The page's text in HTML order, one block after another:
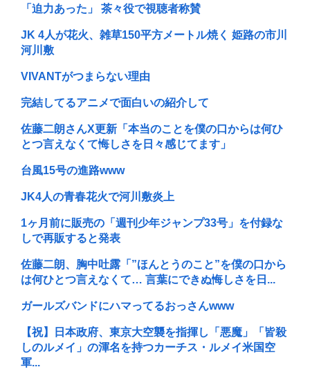
「迫力あった」 茶々役で視聴者称賛
JK 4人が花火、雑草150平方メートル焼く 姫路の市川
河川敷
VIVANTがつまらない理由
完結してるアニメで面白いの紹介して
佐藤二朗さんX更新「本当のことを僕の口からは何ひ
とつ言えなくて悔しさを日々感じてます」
台風15号の進路www
JK4人の青春花火で河川敷炎上
1ヶ月前に販売の「週刊少年ジャンプ33号」を付録な
しで再販すると発表
佐藤二朗、胸中吐露「”ほんとうのこと”を僕の口から
は何ひとつ言えなくて… 言葉にできぬ悔しさを日...
ガールズバンドにハマってるおっさんwww
【祝】日本政府、東京大空襲を指揮し「悪魔」「皆殺
しのルメイ」の渾名を持つカーチス・ルメイ米国空
軍...